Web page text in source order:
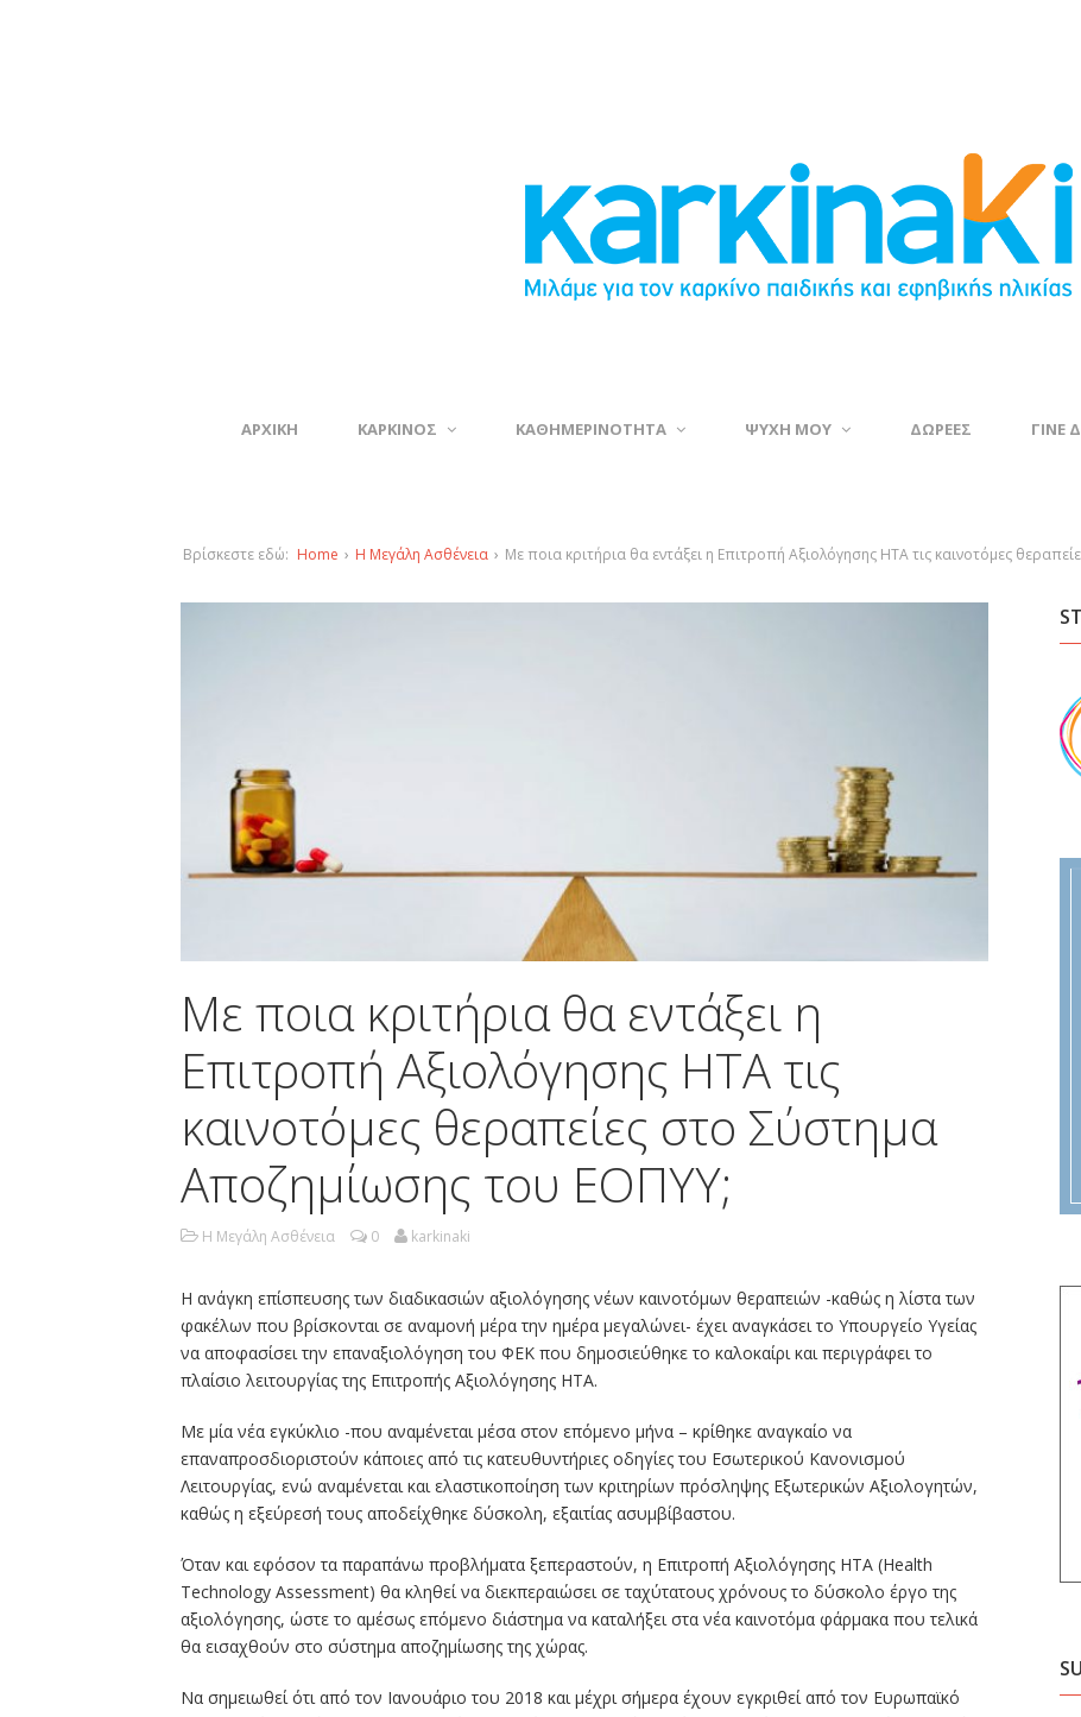
ΑΡΧΙΚΗ ΚΑΡΚΙΝΟΣ ΚΑΘΗΜΕΡΙΝΟΤΗΤΑ ΨΥΧΗ ΜΟΥ ΔΩΡΕΕΣ ΓΙΝΕ
Βρίσκεστε εδώ: Home › Η Μεγάλη Ασθένεια › Με ποια κριτήρια θα εντάξει η Επιτροπή Αξιολόγησης ΗΤΑ τις καινοτόμες
Με ποια κριτήρια θα εντάξει η
Επιτροπή Αξιολόγησης ΗΤΑ τις
καινοτόμες θεραπείες στο Σύστημα
Αποζημίωσης του ΕΟΠΥΥ;
Η Μεγάλη Ασθένεια 0 karkinaki
Η ανάγκη επίσπευσης των διαδικασιών αξιολόγησης νέων καινοτόμων θεραπειών -καθώς η λίστα των
φακέλων που βρίσκονται σε αναμονή μέρα την ημέρα μεγαλώνει- έχει αναγκάσει το Υπουργείο Υγείας
να αποφασίσει την επαναξιολόγηση του ΦΕΚ που δημοσιεύθηκε το καλοκαίρι και περιγράφει το
πλαίσιο λειτουργίας της Επιτροπής Αξιολόγησης ΗΤΑ.
Με μία νέα εγκύκλιο -που αναμένεται μέσα στον επόμενο μήνα – κρίθηκε αναγκαίο να
επαναπροσδιοριστούν κάποιες από τις κατευθυντήριες οδηγίες του Εσωτερικού Κανονισμού
Λειτουργίας, ενώ αναμένεται και ελαστικοποίηση των κριτηρίων πρόσληψης Εξωτερικών Αξιολογητών,
καθώς η εξεύρεσή τους αποδείχθηκε δύσκολη, εξαιτίας ασυμβίβαστου.
Όταν και εφόσον τα παραπάνω προβλήματα ξεπεραστούν, η Επιτροπή Αξιολόγησης ΗΤΑ (Health
Technology Assessment) θα κληθεί να διεκπεραιώσει σε ταχύτατους χρόνους το δύσκολο έργο της
αξιολόγησης, ώστε το αμέσως επόμενο διάστημα να καταλήξει στα νέα καινοτόμα φάρμακα που τελικά
θα εισαχθούν στο σύστημα αποζημίωσης της χώρας.
Να σημειωθεί ότι από τον Ιανουάριο του 2018 και μέχρι σήμερα έχουν εγκριθεί από τον Ευρωπαϊκό